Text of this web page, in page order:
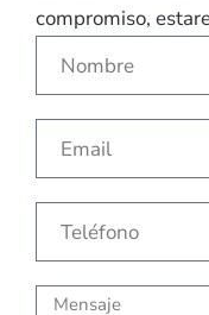
compromiso,